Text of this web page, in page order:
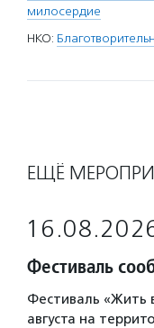
милосердие
НКО:
ЕЩЁ
Фестиваль
Фестиваль «Жить
августа на